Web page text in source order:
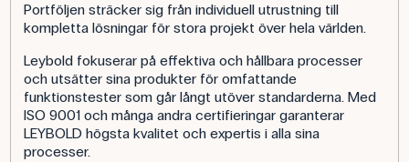
Portföljen sträcker sig från individuell utrustning till
kompletta lösningar för stora projekt över hela världen.
Leybold fokuserar på effektiva och hållbara processer
och utsätter sina produkter för omfattande
funktionstester som går långt utöver standarderna. Med
ISO 9001 och många andra certifieringar garanterar
LEYBOLD högsta kvalitet och expertis i alla sina
processer.